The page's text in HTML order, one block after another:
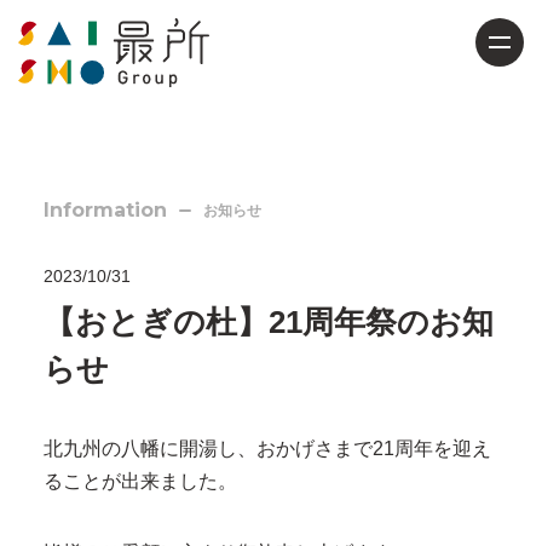
Information お知らせ
2023/10/31
【おとぎの杜】21周年祭のお知
らせ
北九州の八幡に開湯し、おかげさまで21周年を迎え
ることが出来ました。